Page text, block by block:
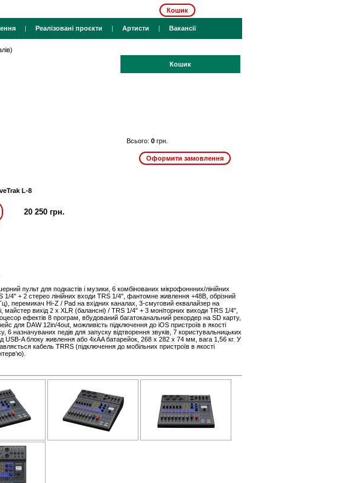
Кошик
| Реалізовані проєкти | Артисти | Вакансії
Кошик
Всього: 0 грн.
L-8
20 250 грн.
пульт для подкастів і музики, 6 комбінованих мікрофоннних/лінійних
1/4" + 2 стерео лінійних входи TRS 1/4", фантомне живлення +48В, обрізний
перемикач Hi-Z / Pad на вхідних каналах, 3-смуговий еквалайзер на
майстер вихід 2 х XLR (балансні) / TRS 1/4" + 3 моніторних виходи TRS 1/4",
ефектів 8 програм, вбудований багатоканальний рекордер на SD карту,
для DAW 12in/4out, можливість підключення до iOS пристроїв в якості
6 назначуваних педів для запуску відтворення звуків, 7 користувальницьких
USB-A блоку живлення або 4хAA батарейок, 268 х 282 х 74 мм, вага 1,56 кг. У
кабель TRRS (підключення до мобільних пристроїв в якості